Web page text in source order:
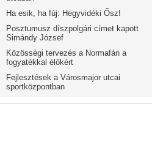
Ha esik, ha fúj: Hegyvidéki Ősz!
Posztumusz díszpolgári címet kapott
Simándy József
Közösségi tervezés a Normafán a
fogyatékkal élőkért
Fejlesztések a Városmajor utcai
sportközpontban